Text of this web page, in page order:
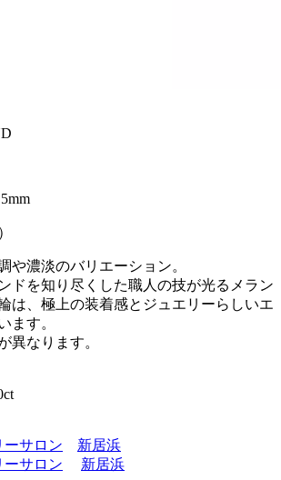
や濃淡のバリエーション。
ドを知り尽くした職人の技が光るメラン
は、極上の装着感とジュエリーらしいエ
ます。
異なります。
ーサロン
新居浜
ーサロン
新居浜